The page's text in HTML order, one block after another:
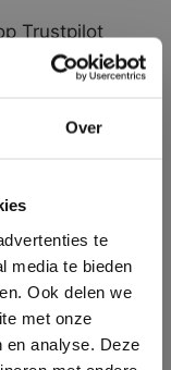
Over
te
media te bieden
Ook delen we
met onze
en analyse. Deze
Trustpilot
offerte
is no
website
om de
Door
geeft u
in
Lees